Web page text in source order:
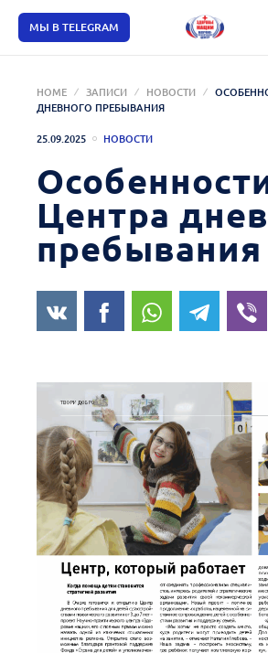
МЫ В TELEGRAM
HOME ЗАПИСИ НОВОСТИ
ДНЕВНОГО ПРЕБЫВАНИЯ
25.09.2025
НОВОСТИ
Центра
пребывания